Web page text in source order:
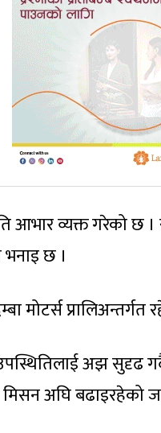
आभार व्यक्त गरेको छ ।
छ ।
मोटर्स प्रालिअन्तर्गत
अझ सुदृढ गर्दै,
मिसन अघि बढाइरहेको